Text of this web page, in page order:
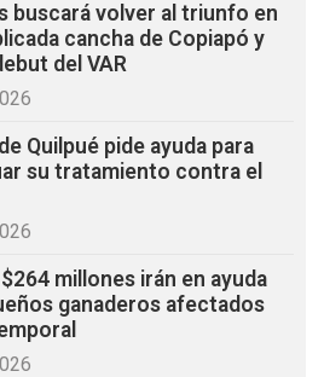
buscará volver al triunfo en
cancha de Copiapó y
del VAR
Quilpué pide ayuda para
su tratamiento contra el
$264 millones irán en ayuda
ganaderos afectados